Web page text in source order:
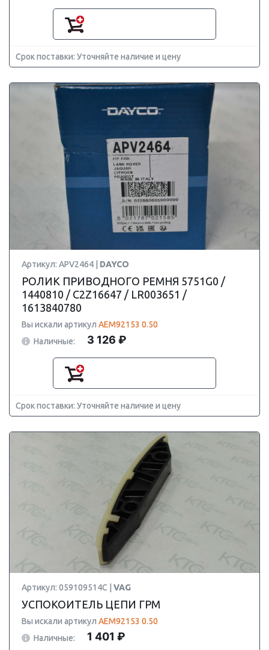
Срок поставки: Уточняйте наличие и цену
Артикул: APV2464 | DAYCO
РОЛИК ПРИВОДНОГО РЕМНЯ 5751G0 /
1440810 / C2Z16647 / LR003651 /
1613840780
Вы искали артикул AEM92153 0.50
Наличные:
3 126 ₽
Срок поставки: Уточняйте наличие и цену
Артикул: 059109514C | VAG
УСПОКОИТЕЛЬ ЦЕПИ ГРМ
Вы искали артикул AEM92153 0.50
Наличные:
1 401 ₽